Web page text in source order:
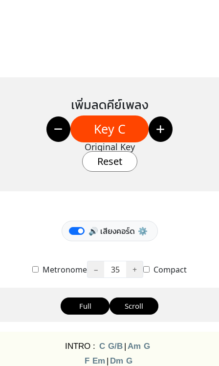
เพิ่มลดคีย์เพลง
Key C
Original Key
Reset
🔊 เสียงคอร์ด ⚙️
Metronome − 35 + Compact
Full Scroll
INTRO : C G/B | Am G
F Em | Dm G